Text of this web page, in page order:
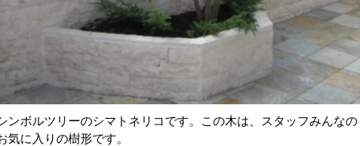
ンボルツリーのシマトネリコです。この木は、スタッフみんなの
気に入りの樹形です。